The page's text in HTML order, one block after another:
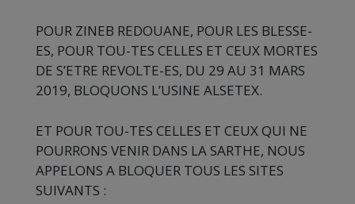
POUR ZINEB REDOUANE, POUR LES BLESSE-
ES, POUR TOU-TES CELLES ET CEUX MORTES
DE S’ETRE REVOLTE-ES, DU 29 AU 31 MARS
2019, BLOQUONS L’USINE ALSETEX.
ET POUR TOU-TES CELLES ET CEUX QUI NE
POURRONS VENIR DANS LA SARTHE, NOUS
APPELONS A BLOQUER TOUS LES SITES
SUIVANTS :